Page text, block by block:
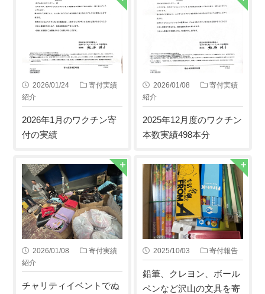
2026/01/24
寄付実績
紹介
2026年1月のワクチン寄
付の実績
2026/01/08
寄付実績
紹介
2025年12月度のワクチン
本数実績498本分
2026/01/08
寄付実績
紹介
チャリティイベントでぬ
2025/10/03 寄付報告
鉛筆、クレヨン、ボール
ペンなど沢山の文具を寄